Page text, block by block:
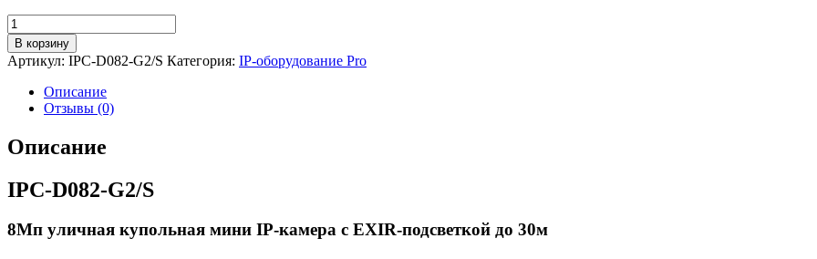
Количество
товара
8Мп
уличная
купольная
мини
камера
с
подсветкой
до
-
В корзину
Артикул: IPC-D082-G2/S Категория: IP-оборудование Pro
Описание
Отзывы (0)
Описание
IPC-D082-G2/S
8Мп уличная купольная мини IP-камера с EXIR-подсветкой до 30м